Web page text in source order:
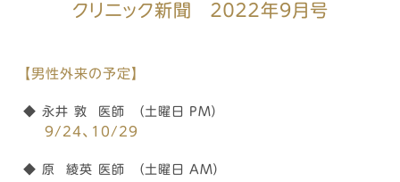
クリニック新聞 ２０２２年9月号
【男性外来の予定】
◆ 永井 敦 医師 （土曜日 PM）
9 /24、10/29
◆ 原 綾英 医師 （土曜日 AM）